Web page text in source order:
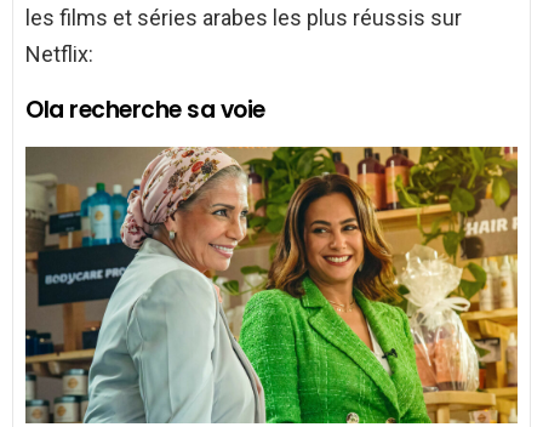
les films et séries arabes les plus réussis sur
Netflix:
Ola recherche sa voie